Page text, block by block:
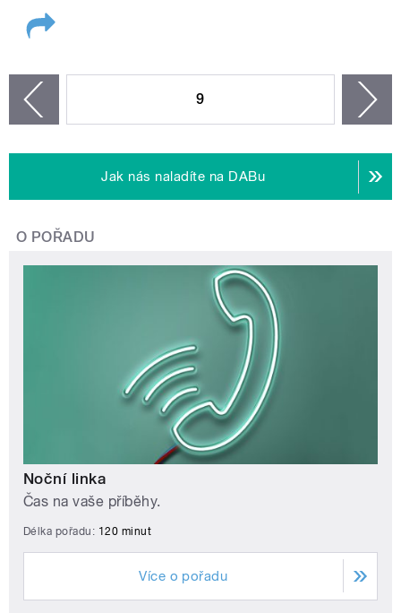
9
Jak nás naladíte na DABu
O POŘADU
Noční linka
Čas na vaše příběhy.
Délka pořadu: 120 minut
Více o pořadu